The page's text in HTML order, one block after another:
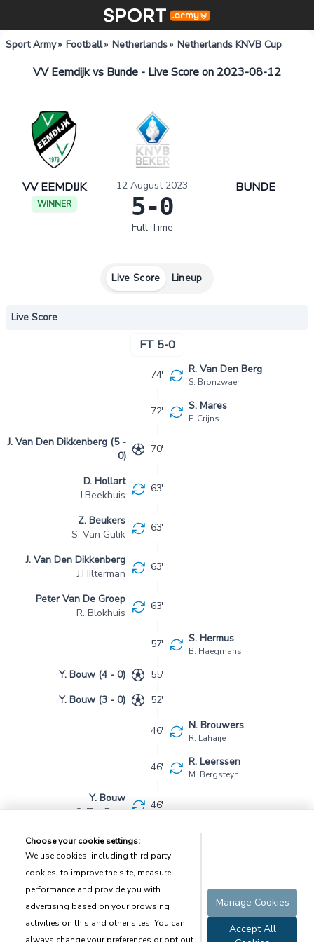
Sport Army» Football» Netherlands» Netherlands KNVB Cup
VV Eemdijk vs Bunde - Live Score on 2023-08-12
VV EEMDIJK
WINNER
12 August 2023
5-0
Full Time
BUNDE
Live Score Lineup
Live Score
FT 5-0
74' R. Van Den Berg
S. Bronzwaer
72' S. Mares
P. Crijns
J. Van Den Dikkenberg (5 -
0)
70'
D. Hollart
J.Beekhuis
63'
Z. Beukers
S. Van Gulik
63'
J. Van Den Dikkenberg
J.Hilterman
63'
Peter Van De Groep
R. Blokhuis
63'
57' S. Hermus
B. Haegmans
Y. Bouw (4 - 0)
55'
Y. Bouw (3 - 0)
52'
46' N. Brouwers
R. Lahaije
46' R. Leerssen
M. Bergsteyn
Y. Bouw
C. Ter Burg
46'
HT 2-0
C. Ter Burg (2 - 0)
20'
R. Blokhuis (1 - 0)
14'
Match Started